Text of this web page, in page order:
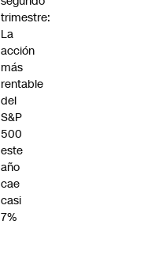
trimestre:
La
acción
más
rentable
del
S&P
500
este
año
cae
casi
7%